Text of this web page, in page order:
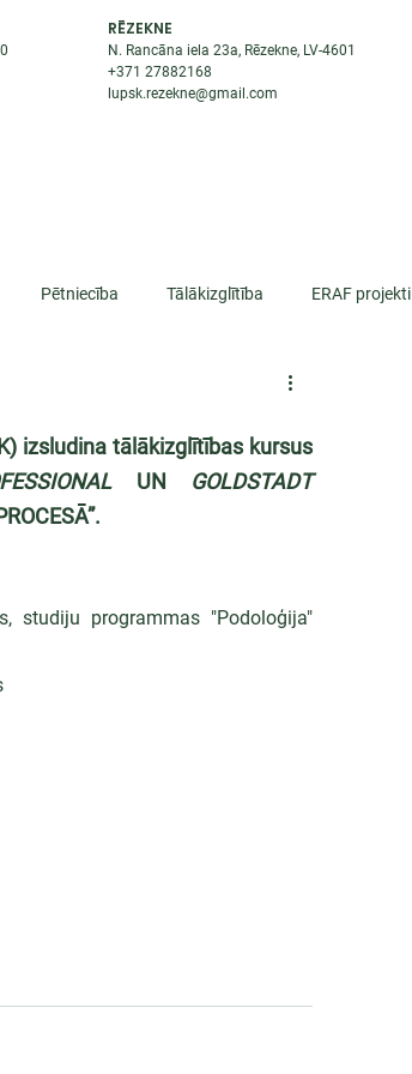
RĒZEKNE
N. Rancāna iela 23a, Rēzekne, LV-4601
+37127882168
lupsk.rezekne@gmail.com
Pētniecība Tālākizglītība ERAF projekti
izsludina tālākizglītības kursus
UN GOLDSTADT
studiju programmas "Podoloģija"